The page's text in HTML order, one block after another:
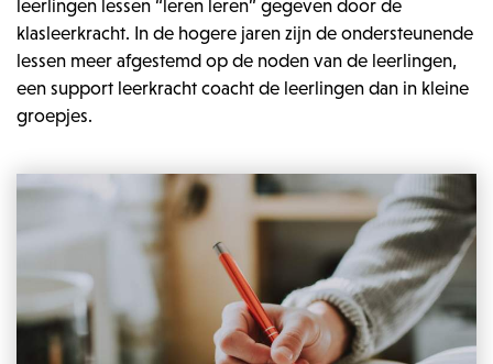
leerlingen lessen “leren leren” gegeven door de
klasleerkracht. In de hogere jaren zijn de ondersteunende
lessen meer afgestemd op de noden van de leerlingen,
een support leerkracht coacht de leerlingen dan in kleine
groepjes.